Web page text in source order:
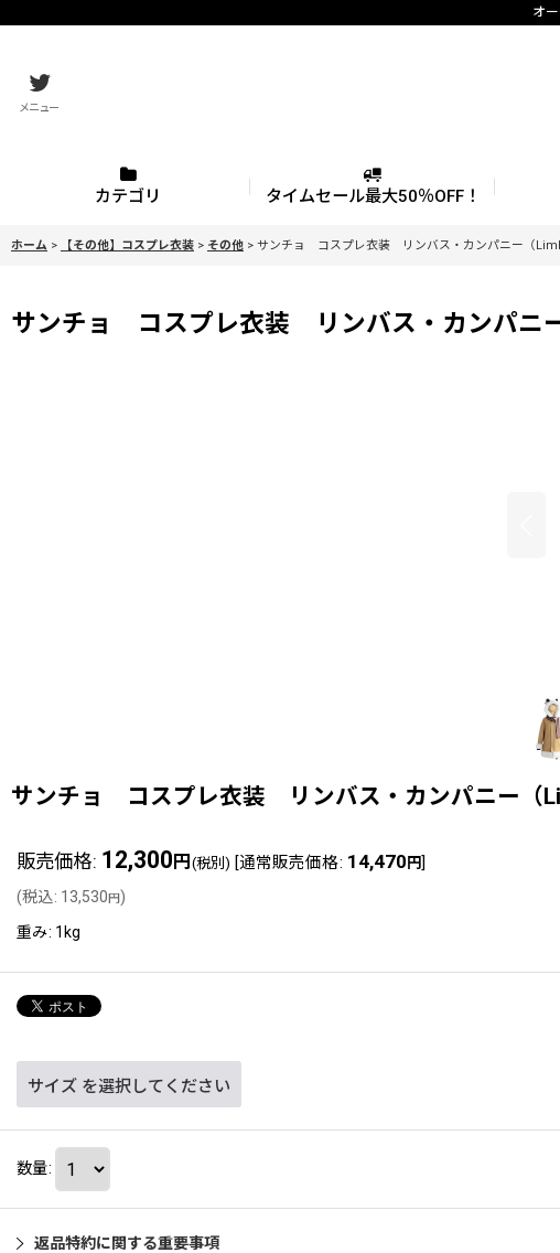
オ
メニュー
カテゴリ タイムセール最大50％OFF！
ホーム > 【その他】コスプレ衣装 > その他 > サンチョ コスプレ衣装 リンバス・カンパニー（
サンチョ コスプレ衣装 リンバス・カンパニ
サンチョ コスプレ衣装 リンバス・カンパニー（
販売価格: 12,300 円 (税別) [通常販売価格: 14,470 円]
(税込: 13,530円)
重み: 1kg
サイズ を選択してください
数量:
返品特約に関する重要事項